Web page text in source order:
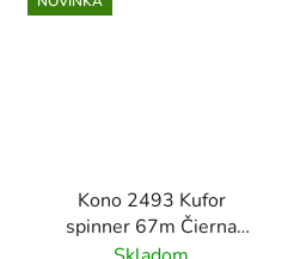
Kono 2493 Kufor
spinner 67m Čierna
ABS/Polykarbonát